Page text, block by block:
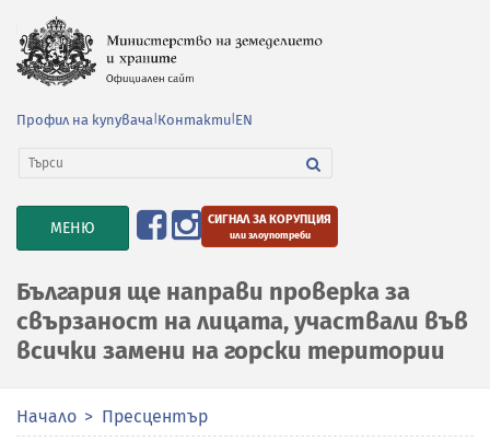
Профил на купувача Контакти EN
TOGGLE
NAVIGATION
МЕНЮ СИГНАЛ ЗА КОРУПЦИЯ
или злоупотреби
България ще направи проверка за
свързаност на лицата, участвали във
всички замени на горски територии
Начало Пресцентър